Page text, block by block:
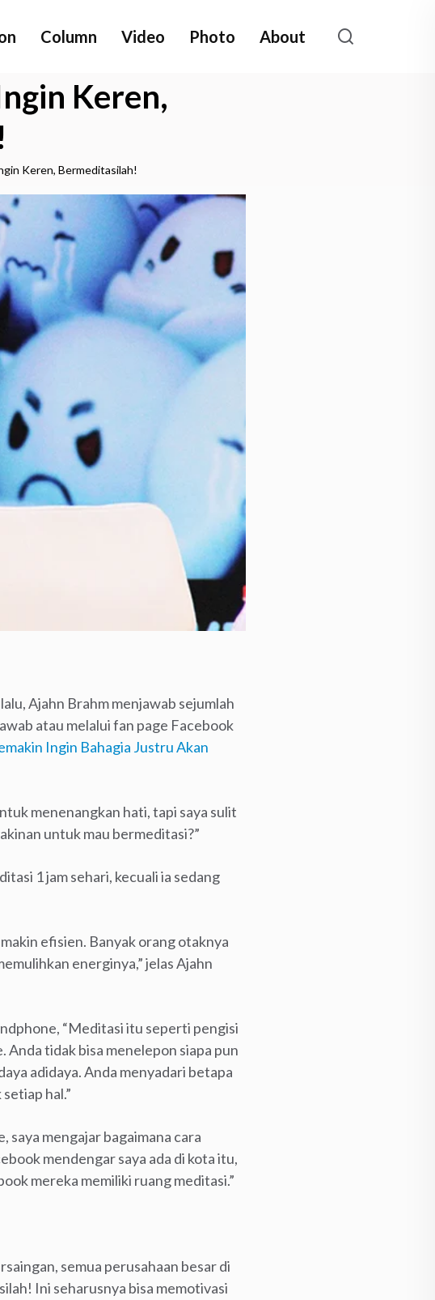
Column Video Photo About
Keren,
Keren, Bermeditasilah!
Ajahn Brahm menjawab sejumlah
atau melalui fan page Facebook
Ingin Bahagia Justru Akan
menenangkan hati, tapi saya sulit
untuk mau bermeditasi?”
1 jam sehari, kecuali ia sedang
efisien. Banyak orang otaknya
energinya,” jelas Ajahn
“Meditasi itu seperti pengisi
tidak bisa menelepon siapa pun
adidaya. Anda menyadari betapa
hal.”
saya mengajar bagaimana cara
mendengar saya ada di kota itu,
mereka memiliki ruang meditasi.”
semua perusahaan besar di
Ini seharusnya bisa memotivasi